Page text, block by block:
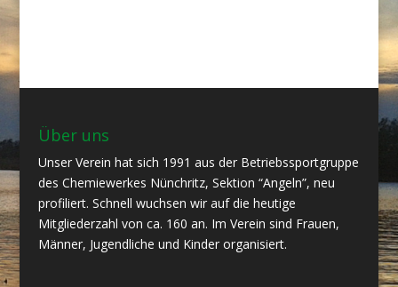
Über uns
Unser Verein hat sich 1991 aus der Betriebssportgruppe
des Chemiewerkes Nünchritz, Sektion “Angeln”, neu
profiliert. Schnell wuchsen wir auf die heutige
Mitgliederzahl von ca. 160 an. Im Verein sind Frauen,
Männer, Jugendliche und Kinder organisiert.